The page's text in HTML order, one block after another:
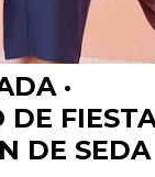
·
DE
DE SEDA